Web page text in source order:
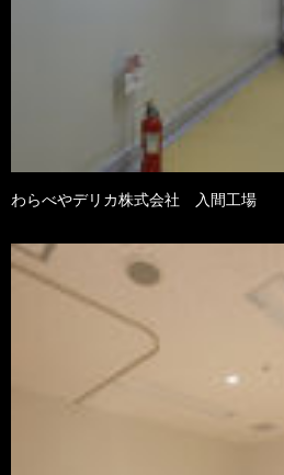
わらべやデリカ株式会社 入間工場